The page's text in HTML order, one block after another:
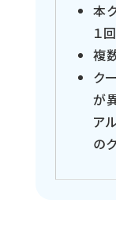
本
１
複
ク
が
ア
の